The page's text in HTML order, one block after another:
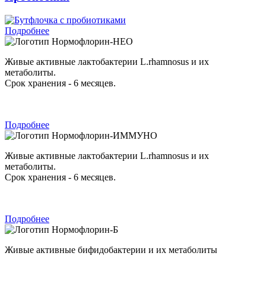
Подробнее
Нормофлорин-НЕО
Живые активные лактобактерии L.rhamnosus и их
метаболиты.
Срок хранения - 6 месяцев.
Подробнее
Нормофлорин-ИММУНО
Живые активные лактобактерии L.rhamnosus и их
метаболиты.
Срок хранения - 6 месяцев.
Подробнее
Нормофлорин-Б
Живые активные бифидобактерии и их метаболиты